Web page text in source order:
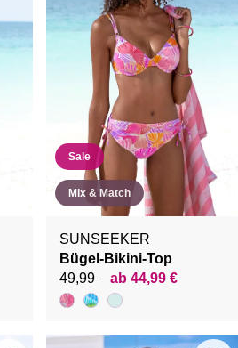
Sale
Mix & Match
SUNSEEKER
Bügel-Bikini-Top
49,99
ab 44,99 €